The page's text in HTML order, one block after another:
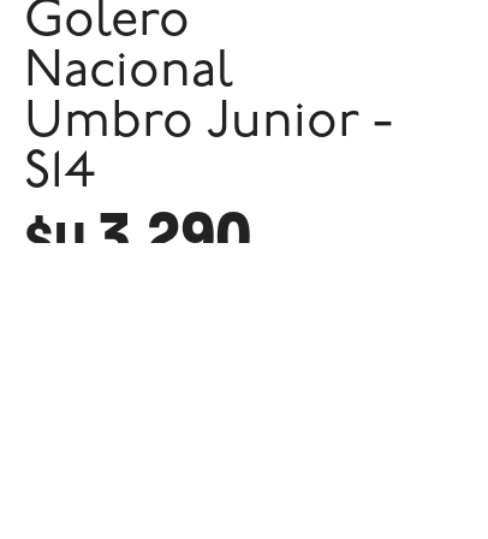
Golero
Nacional
Umbro Junior -
S14
$U 3.290